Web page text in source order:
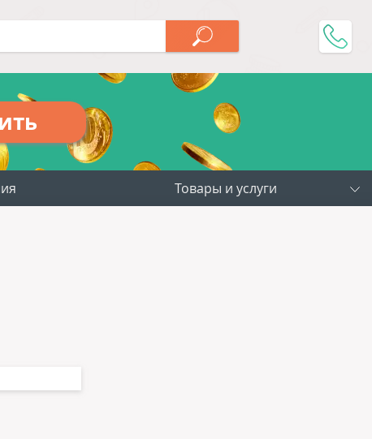
Товары и услуги